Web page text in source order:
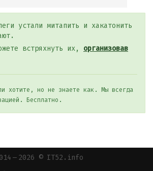
устали митапить и хакатонить
встряхнуть их, организовав
хотите, но не знаете как. Мы всегда
Бесплатно.
— 2026 © IT52.info